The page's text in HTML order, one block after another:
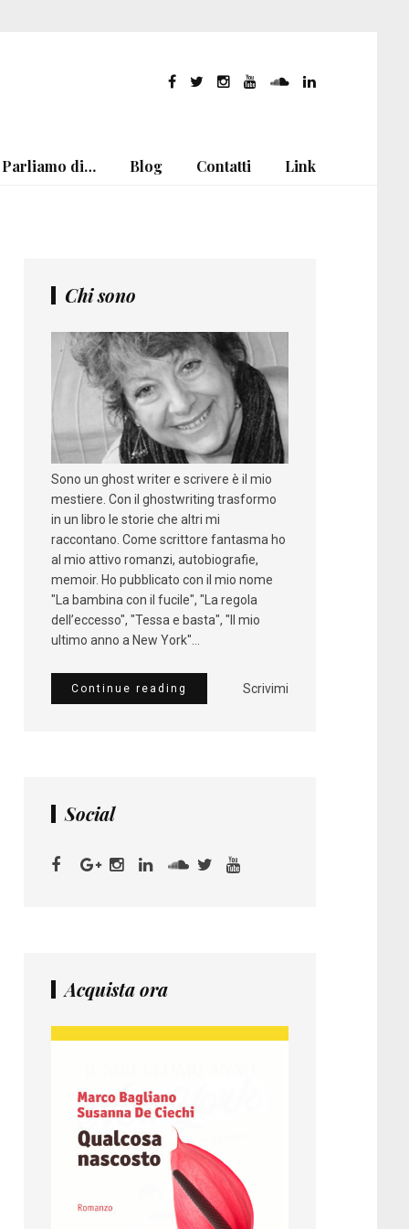
Parliamo di… Blog Contatti Link
Chi sono
Sono un ghost writer e scrivere è il mio
mestiere. Con il ghostwriting trasformo
in un libro le storie che altri mi
raccontano. Come scrittore fantasma ho
al mio attivo romanzi, autobiografie,
memoir. Ho pubblicato con il mio nome
"La bambina con il fucile", "La regola
dell’eccesso", "Tessa e basta", "Il mio
ultimo anno a New York"...
Scrivimi
Continue reading
Social
Acquista ora